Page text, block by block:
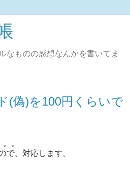
なものの感想なんかを書いてま
(偽)を100円くらいで
。
で、対応します。